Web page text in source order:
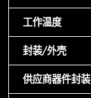
工作温度
封装/外壳
供应商器件封装